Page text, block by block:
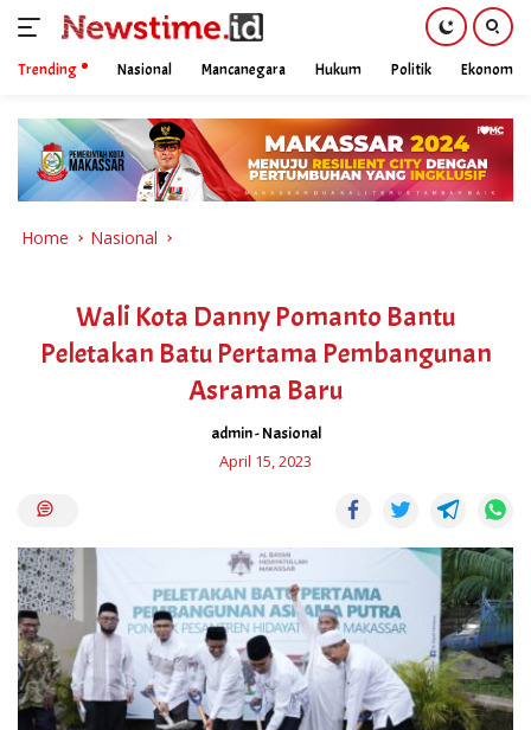
content
Trending Nasional Mancanegara Hukum Politik Ekonomi
Home Nasional
Wali Kota Danny Pomanto Bantu
Peletakan Batu Pertama Pembangunan
Asrama Baru
admin-Nasional
April 15, 2023